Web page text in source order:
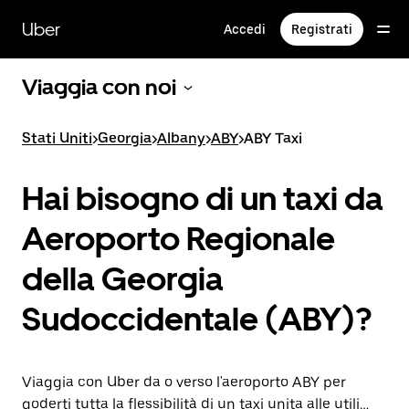
contenuto
principale
Uber Accedi Registrati
Viaggia con noi
Stati Uniti>Georgia>Albany>ABY>ABY Taxi
Hai bisogno di un taxi da
Aeroporto Regionale
della Georgia
Sudoccidentale (ABY)?
Viaggia con Uber da o verso l'aeroporto ABY per
goderti tutta la flessibilità di un taxi unita alle utili